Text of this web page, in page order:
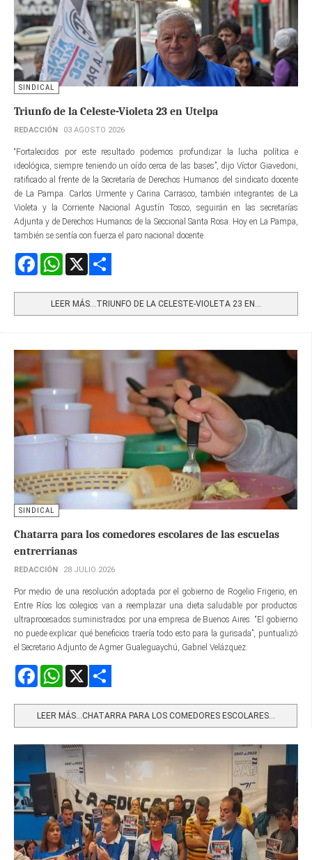
SINDICAL
Triunfo de la Celeste-Violeta 23 en Utelpa
REDACCIÓN 03 AGOSTO 2026
“Fortalecidos por este resultado podemos profundizar la lucha política e
ideológica, siempre teniendo un oído cerca de las bases”, dijo Víctor Giavedoni,
ratificado al frente de la Secretaría de Derechos Humanos del sindicato docente
de La Pampa. Carlos Urmente y Carina Carrasco, también integrantes de La
Violeta y la Corriente Nacional Agustín Tosco, seguirán en las secretarías
Adjunta y de Derechos Humanos de la Seccional Santa Rosa. Hoy en La Pampa,
también se sentía con fuerza el paro nacional docente.
FacebookWhatsApp
LEER MÁS…TRIUNFO DE LA CELESTE-VIOLETA 23 EN...
SINDICAL
Chatarra para los comedores escolares de las escuelas
entrerrianas
REDACCIÓN 28 JULIO 2026
Por medio de una resolución adoptada por el gobierno de Rogelio Frigerio, en
Entre Ríos los colegios van a reemplazar una dieta saludable por productos
ultraprocesados suministrados por una empresa de Buenos Aires. “El gobierno
no puede explicar qué beneficios traería todo esto para la gurisada”, puntualizó
el Secretario Adjunto de Agmer Gualeguaychú, Gabriel Velázquez.
FacebookWhatsApp
LEER MÁS…CHATARRA PARA LOS COMEDORES ESCOLARES...